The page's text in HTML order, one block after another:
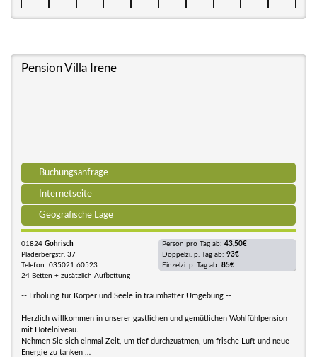
Pension Villa Irene
Buchungsanfrage
Internetseite
Geografische Lage
01824 Gohrisch
Pladerbergstr. 37
Telefon: 035021 60523
24 Betten + zusätzlich Aufbettung
Person pro Tag ab: 43,50€
Doppelzi. p. Tag ab: 93€
Einzelzi. p. Tag ab: 85€
-- Erholung für Körper und Seele in traumhafter Umgebung --
Herzlich willkommen in unserer gastlichen und gemütlichen Wohlfühlpension
mit Hotelniveau.
Nehmen Sie sich einmal Zeit, um tief durchzuatmen, um frische Luft und neue
Energie zu tanken …